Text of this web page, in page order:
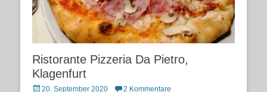
Ristorante Pizzeria Da Pietro,
Klagenfurt
Posted20. September 2020 2 Kommentare